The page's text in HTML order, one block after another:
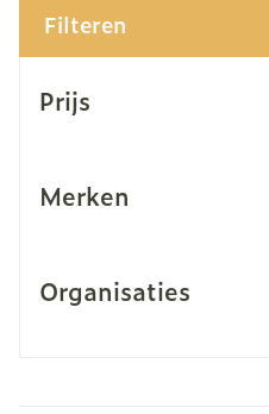
Filteren
Prijs
Merken
Organisaties